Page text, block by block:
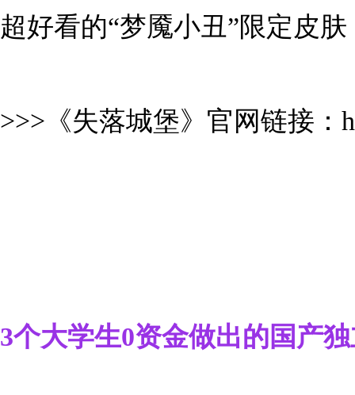
超好看的“梦魇小丑”限定皮
>>>《失落城堡》官网链接：
3个大学生0资金做出的国产